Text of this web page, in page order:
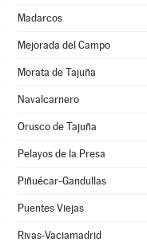
Madarcos
Mejorada del Campo
Morata de Tajuña
Navalcarnero
Orusco de Tajuña
Pelayos de la Presa
Piñuécar-Gandullas
Puentes Viejas
Rivas-Vaciamadrid